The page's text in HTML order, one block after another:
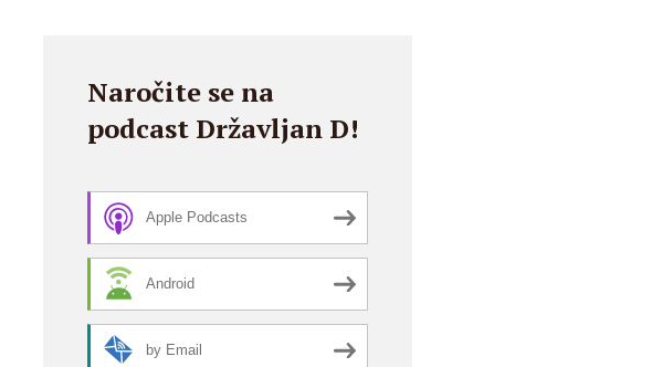
Naročite se na
podcast Državljan D!
Apple Podcasts
Android
by Email